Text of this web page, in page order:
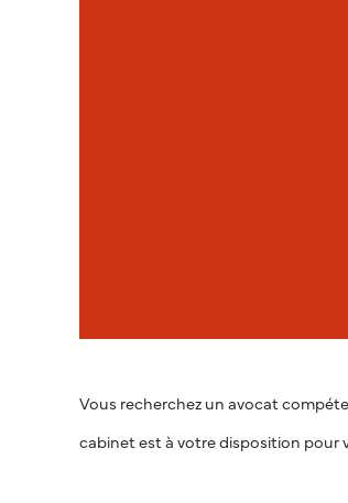
Vous recherchez un avocat
cabinet est à votre disposition pour